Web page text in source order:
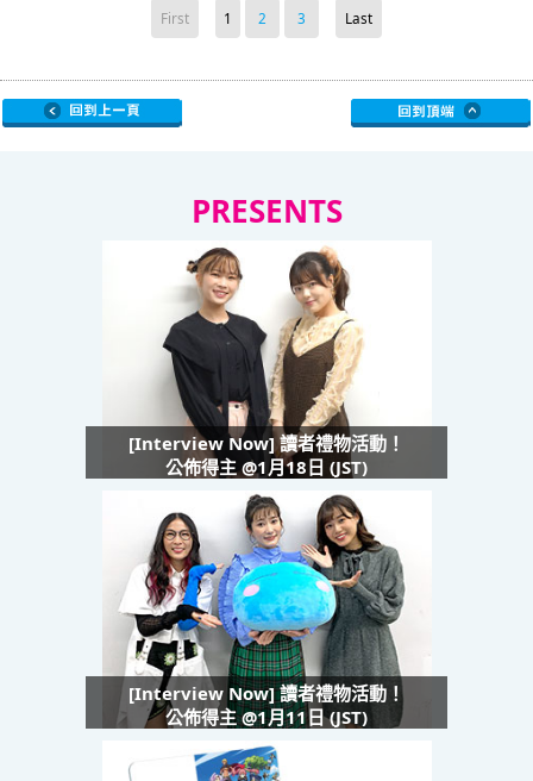
First 1 2 3 Last
PRESENTS
[Interview Now] 讀者禮物活動！
公佈得主 @1月18日 (JST)
[Interview Now] 讀者禮物活動！
公佈得主 @1月11日 (JST)